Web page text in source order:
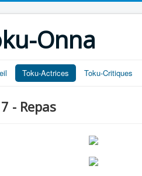
Onna
Toku-Actrices Toku-Critiques
- Repas